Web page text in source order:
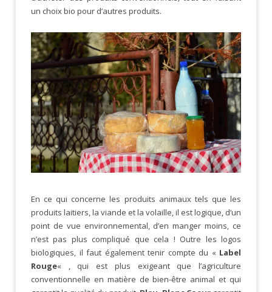
un choix bio pour d’autres produits.
En ce qui concerne les produits animaux tels que les
produits laitiers, la viande et la volaille, il est logique, d’un
point de vue environnemental, d’en manger moins, ce
n’est pas plus compliqué que cela ! Outre les logos
biologiques, il faut également tenir compte du « Label
Rouge« , qui est plus exigeant que l’agriculture
conventionnelle en matière de bien-être animal et qui